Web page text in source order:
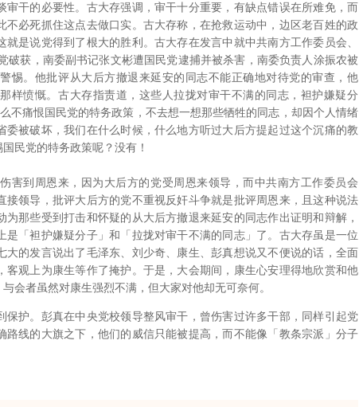
干的必要性。古大存强调，审干十分重要，有缺点错误在所难免，而
必死抓住这点去做口实。古大存称，在抢救运动中，边区老百姓的政
是说党得到了根大的胜利。古大存在发言中就中共南方工作委员会、
破获，南委副书记张文彬遭国民党逮捕并被杀害，南委负责人涂振农被
惕。他批评从大后方撤退来延安的同志不能正确地对待党的审查，他
样愤慨。古大存指责道，这些人拉拢对审干不满的同志，袒护嫌疑分
不痛恨国民党的特务政策，不去想一想那些牺牲的同志，却因个人情绪
被破坏，我们在什么时候，什么地方听过大后方提起过这个沉痛的教
民党的特务政策呢？没有！
到周恩来，因为大后方的党受周恩来领导，而中共南方工作委员会
接领导，批评大后方的党不重视反奸斗争就是批评周恩来，且这种说法
那些受到打击和怀疑的从大后方撤退来延安的同志作出证明和辩解，
「袒护嫌疑分子」和「拉拢对审干不满的同志」了。古大存虽是一位
的发言说出了毛泽东、刘少奇、康生、彭真想说又不便说的话，全面
观上为康生等作了掩护。于是，大会期间，康生心安理得地欣赏和他
会者虽然对康生强烈不满，但大家对他却无可奈何。
护。彭真在中央党校领导整风审干，曾伤害过许多干部，同样引起党
线的大旗之下，他们的威信只能被提高，而不能像「教条宗派」分子